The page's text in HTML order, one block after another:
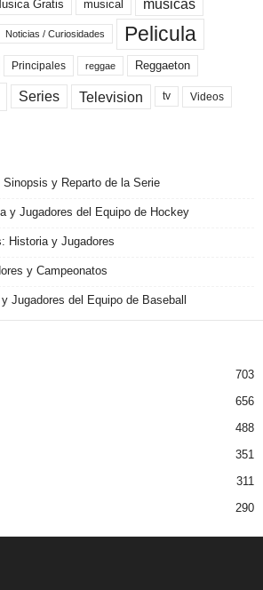
Gratis musical musicas
Noticias / Curiosidades Pelicula
Principales reggae Reggaeton
Series Television tv Videos
y Reparto de la Serie
y Jugadores del Equipo de Hockey
Historia y Jugadores
y Campeonatos
Jugadores del Equipo de Baseball
703
656
488
351
311
290